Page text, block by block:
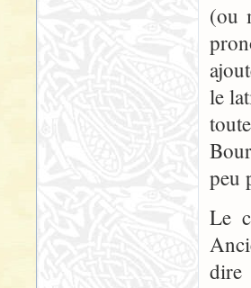
(ou
le
peu
Le
dire